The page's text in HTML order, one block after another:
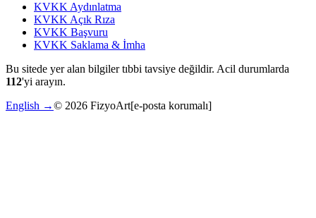
KVKK Aydınlatma
KVKK Açık Rıza
KVKK Başvuru
KVKK Saklama & İmha
Bu sitede yer alan bilgiler tıbbi tavsiye değildir. Acil durumlarda
112'yi arayın.
English →© 2026 FizyoArt[e-posta korumalı]